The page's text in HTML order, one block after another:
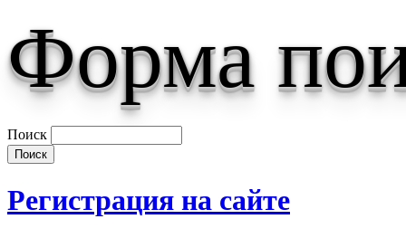
Форма
Поиск
Регистрация на сайте